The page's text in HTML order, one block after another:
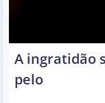
A ingratidão
pelo